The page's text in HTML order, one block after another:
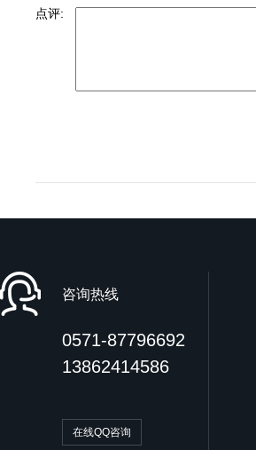
点评:
咨询热线
0571-87796692
13862414586
在线QQ咨询